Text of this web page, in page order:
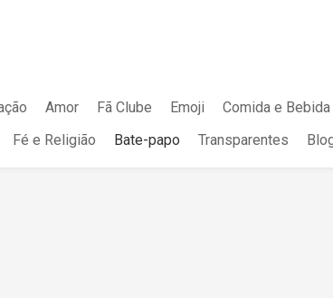
Amor Fã Clube Emoji Comida e Bebida
Fé e Religião Bate-papo Transparentes